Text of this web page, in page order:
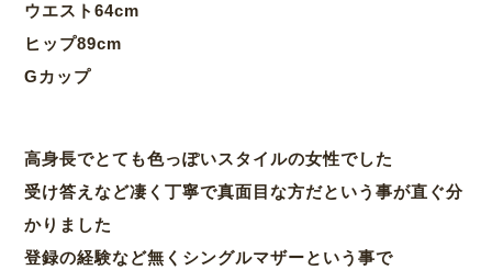
ウエスト64cm
ヒップ89cm
Gカップ
高身長でとても色っぽいスタイルの女性でした
受け答えなど凄く丁寧で真面目な方だという事が直ぐ分
かりました
登録の経験など無くシングルマザーという事で